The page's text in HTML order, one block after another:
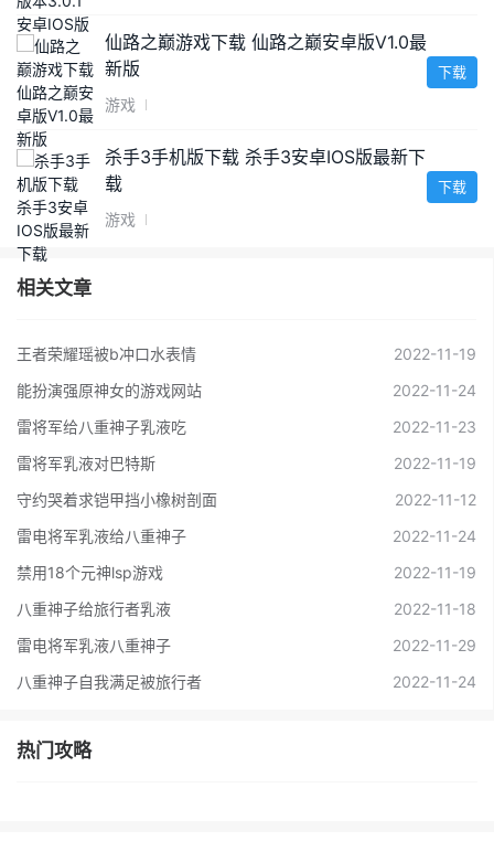
仙路之巅游戏下载 仙路之巅安卓版V1.0最
新版
游戏
下载
杀手3手机版下载 杀手3安卓IOS版最新下
载
游戏
下载
相关文章
王者荣耀瑶被b冲口水表情
2022-11-19
能扮演强原神女的游戏网站
2022-11-24
雷将军给八重神子乳液吃
2022-11-23
雷将军乳液对巴特斯
2022-11-19
守约哭着求铠甲挡小橡树剖面
2022-11-12
雷电将军乳液给八重神子
2022-11-24
禁用18个元神lsp游戏
2022-11-19
八重神子给旅行者乳液
2022-11-18
雷电将军乳液八重神子
2022-11-29
八重神子自我满足被旅行者
2022-11-24
热门攻略